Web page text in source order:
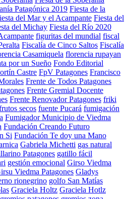
Patagónica 2019 Fiesta de la
del Mar y el Acampante Fiesta del
del Michay Fiesta del Río 2020
figuritas del mundial fiscal
Fiscalía de Cinco Saltos Fiscalía
Casamiquela florencia rupayan
por un Sueño Fondo Editorial
Castre FpV Patagones Francisco
Frente de Todos Patagones
Frente Gremial Docente
Frente Renovador Patagones friki
secos fuente Pucará fumigación
Fumigador Municipio de Viedma
Fundación Creando Futuro
Si Fundación Te doy una Mano
Gabriela Michetti gas natural
Patagones gatillo fácil
gestión emocional Girso Viedma
Viedma Patagones Gladys
rionegrino golfo San Matías
Graciela Holtz Graciela Hotlz